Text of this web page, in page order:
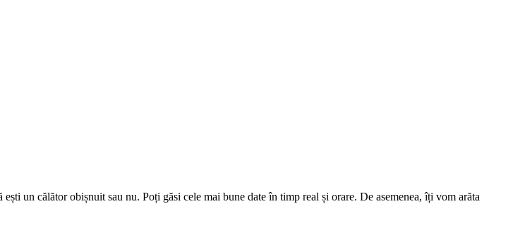
un călător obișnuit sau nu. Poți găsi cele mai bune date în timp real și orare. De asemenea, îți vom arăta